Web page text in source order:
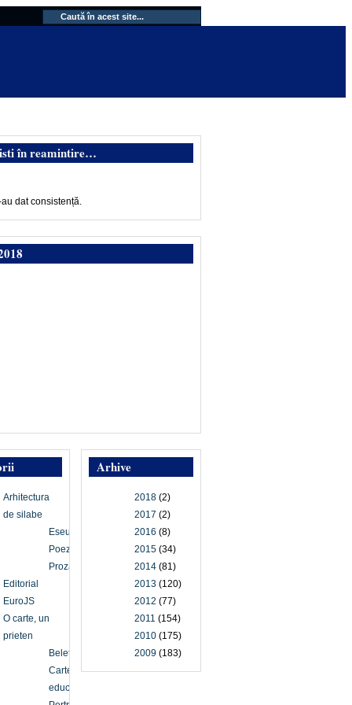
în reamintire…
dat consistență.
Arhive
2018 (2)
2017 (2)
2016 (8)
2015 (34)
2014 (81)
2013 (120)
2012 (77)
2011 (154)
2010 (175)
2009 (183)
Arhitectura
de silabe
Eseu
Poezie
Proză
Editorial
EuroJS
O carte, un
prieten
Beletristică
Carte
educațională